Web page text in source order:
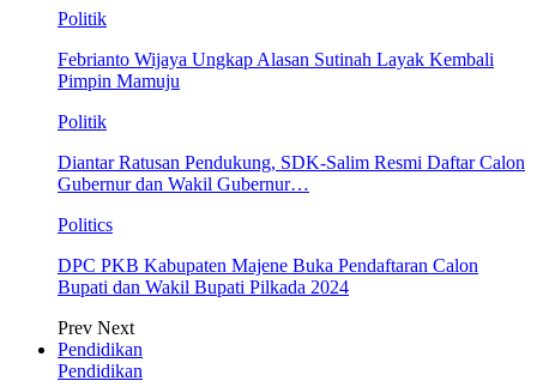
Politik
Febrianto Wijaya Ungkap Alasan Sutinah Layak Kembali
Pimpin Mamuju
Politik
Diantar Ratusan Pendukung, SDK-Salim Resmi Daftar Calon
Gubernur dan Wakil Gubernur…
Politics
DPC PKB Kabupaten Majene Buka Pendaftaran Calon
Bupati dan Wakil Bupati Pilkada 2024
Prev Next
Pendidikan
Pendidikan